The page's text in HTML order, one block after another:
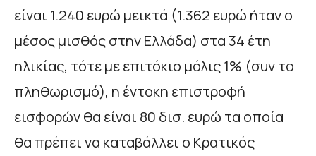
είναι 1.240 ευρώ μεικτά (1.362 ευρώ ήταν ο
μέσος μισθός στην Ελλάδα) στα 34 έτη
ηλικίας, τότε με επιτόκιο μόλις 1% (συν το
πληθωρισμό), η έντοκη επιστροφή
εισφορών θα είναι 80 δισ. ευρώ τα οποία
θα πρέπει να καταβάλλει ο Κρατικός